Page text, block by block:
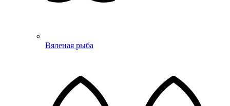
Вяленая рыба